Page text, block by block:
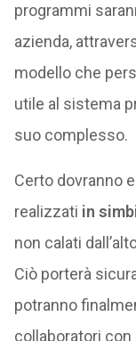
programmi
azienda,
modello che
utile al sistema
suo complesso.
Certo dovranno
realizzati in
non calati
Ciò porterà
potranno
collaboratori